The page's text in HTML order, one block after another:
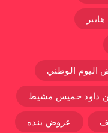
اليوم الوطني
داود خميس مشيط
عروض بنده